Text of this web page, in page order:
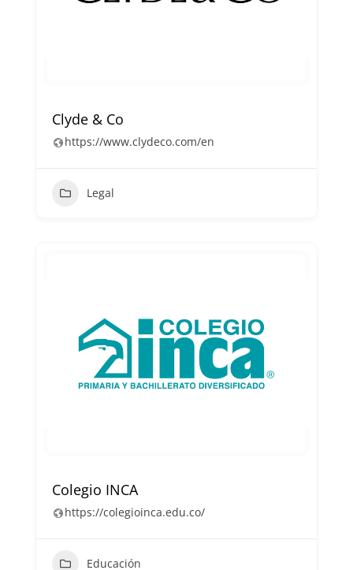
Clyde & Co
https://www.clydeco.com/en
Legal
Colegio INCA
https://colegioinca.edu.co/
Educación